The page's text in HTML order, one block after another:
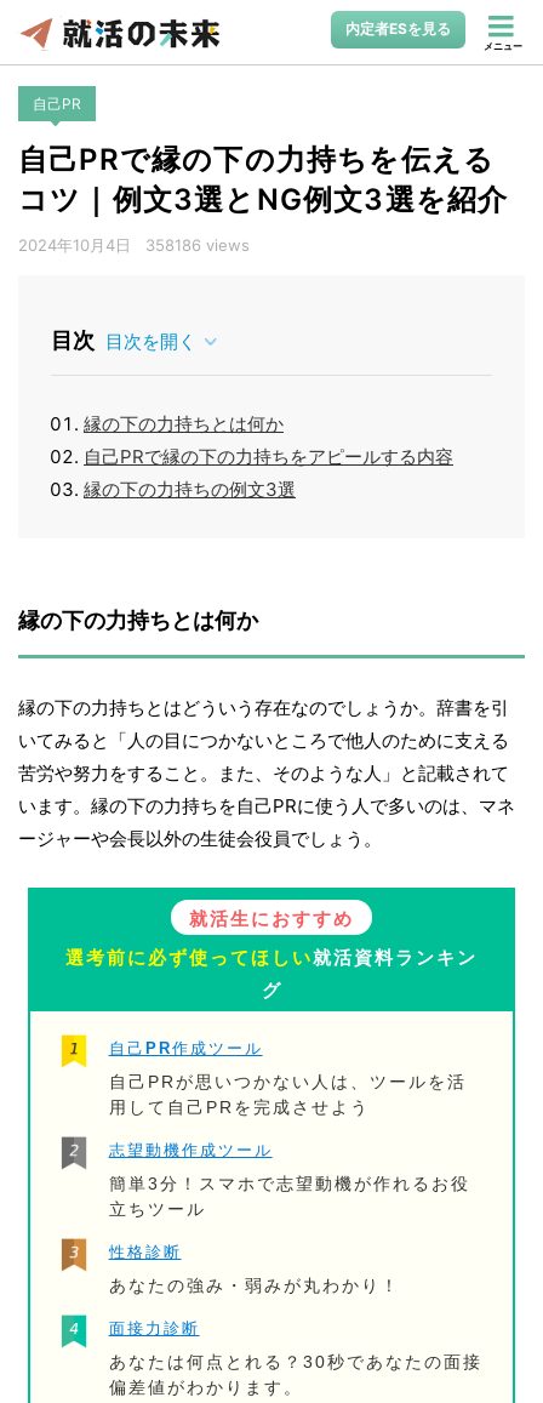
内定者ESを見る
メニュー
自己PR
自己PRで縁の下の力持ちを伝える
コツ｜例文3選とNG例文3選を紹介
2024年10月4日 358186 views
目次 目次を開く
縁の下の力持ちとは何か
自己PRで縁の下の力持ちをアピールする内容
縁の下の力持ちの例文3選
縁の下の力持ちとは何か
縁の下の力持ちとはどういう存在なのでしょうか。辞書を引
いてみると「人の目につかないところで他人のために支える
苦労や努力をすること。また、そのような人」と記載されて
います。縁の下の力持ちを自己PRに使う人で多いのは、マネ
ージャーや会長以外の生徒会役員でしょう。
就活生におすすめ
選考前に必ず使ってほしい就活資料ランキン
グ
自己PR作成ツール
自己PRが思いつかない人は、ツールを活
用して自己PRを完成させよう
志望動機作成ツール
簡単3分！スマホで志望動機が作れるお役
立ちツール
性格診断
あなたの強み・弱みが丸わかり！
面接力診断
あなたは何点とれる？30秒であなたの面接
偏差値がわかります。